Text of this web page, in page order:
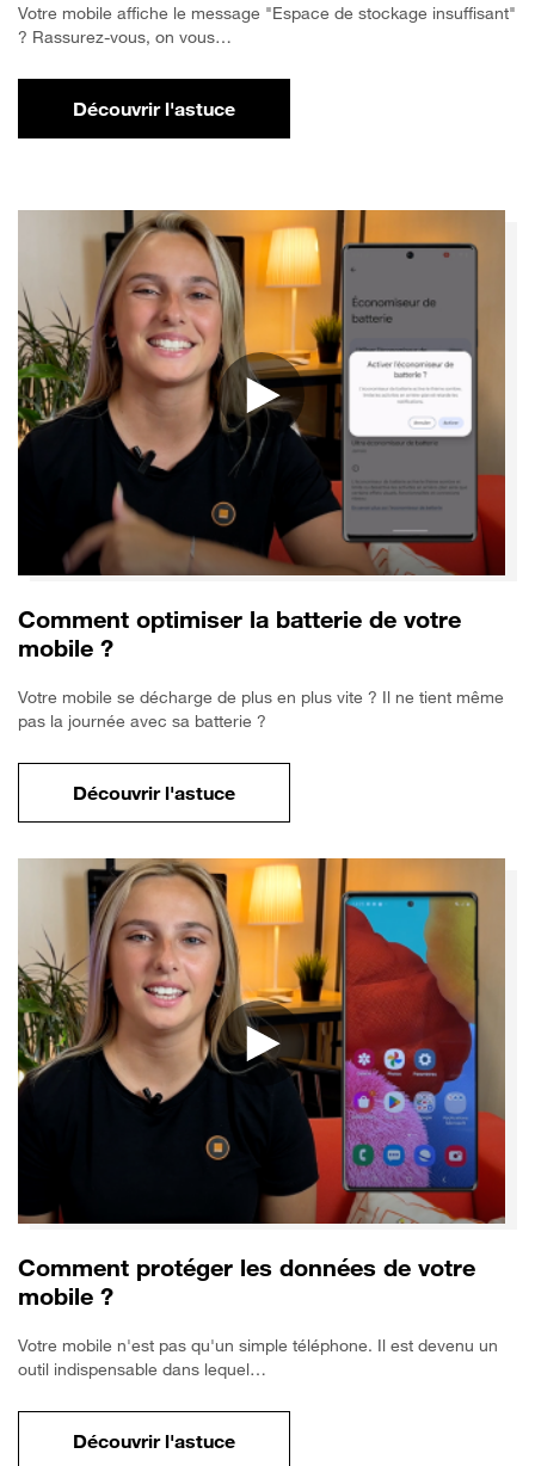
Votre mobile affiche le message "Espace de stockage insuffisant"
? Rassurez-vous, on vous…
Découvrir l'astucepour Comment libérer de l'espace sur
Comment optimiser la batterie de votre
mobile ?
Votre mobile se décharge de plus en plus vite ? Il ne tient même
pas la journée avec sa batterie ?
Découvrir l'astucepour Comment optimiser la batterie de
Comment protéger les données de votre
mobile ?
Votre mobile n'est pas qu'un simple téléphone. Il est devenu un
outil indispensable dans lequel…
Découvrir l'astucepour Comment protéger les données de